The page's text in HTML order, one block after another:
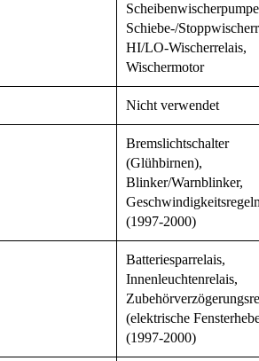
Schiebe-/
HI/LO-Wischerrelais,
Wischermotor
Nicht verwendet
Bremslichtschalter
(Glühbirnen),
Blinker/Warnblinker,
(1997-2000)
Batteriesparrelais,
Innenleuchtenrelais,
(elektrische
(1997-2000)